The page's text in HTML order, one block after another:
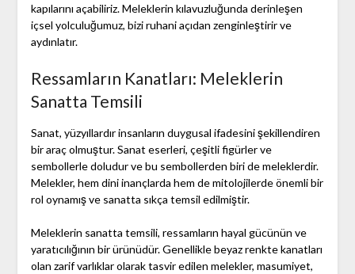
kapılarını açabiliriz. Meleklerin kılavuzluğunda derinleşen
içsel yolculuğumuz, bizi ruhani açıdan zenginleştirir ve
aydınlatır.
Ressamların Kanatları: Meleklerin
Sanatta Temsili
Sanat, yüzyıllardır insanların duygusal ifadesini şekillendiren
bir araç olmuştur. Sanat eserleri, çeşitli figürler ve
sembollerle doludur ve bu sembollerden biri de meleklerdir.
Melekler, hem dini inançlarda hem de mitolojilerde önemli bir
rol oynamış ve sanatta sıkça temsil edilmiştir.
Meleklerin sanatta temsili, ressamların hayal gücünün ve
yaratıcılığının bir ürünüdür. Genellikle beyaz renkte kanatları
olan zarif varlıklar olarak tasvir edilen melekler, masumiyet,